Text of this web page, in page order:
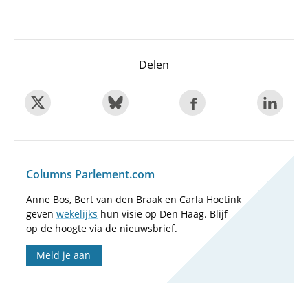
Delen
Columns Parlement.com
Anne Bos, Bert van den Braak en Carla Hoetink
geven wekelijks hun visie op Den Haag. Blijf
op de hoogte via de nieuwsbrief.
Meld je aan